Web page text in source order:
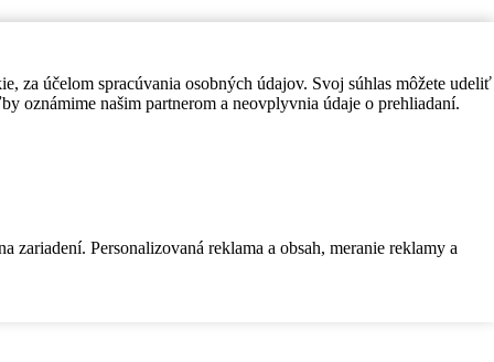
za účelom spracúvania osobných údajov. Svoj súhlas môžete udeliť
oznámime našim partnerom a neovplyvnia údaje o prehliadaní.
Personalizovaná reklama a obsah, meranie reklamy a